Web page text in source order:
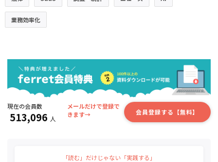
業務効率化
現在の会員数
513,096 人
メールだけで登録で
きます→
会員登録する【無料】
「読む」だけじゃない「実践する」